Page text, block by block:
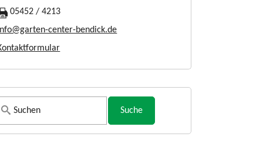
05452 / 4213
center-bendick.de
S